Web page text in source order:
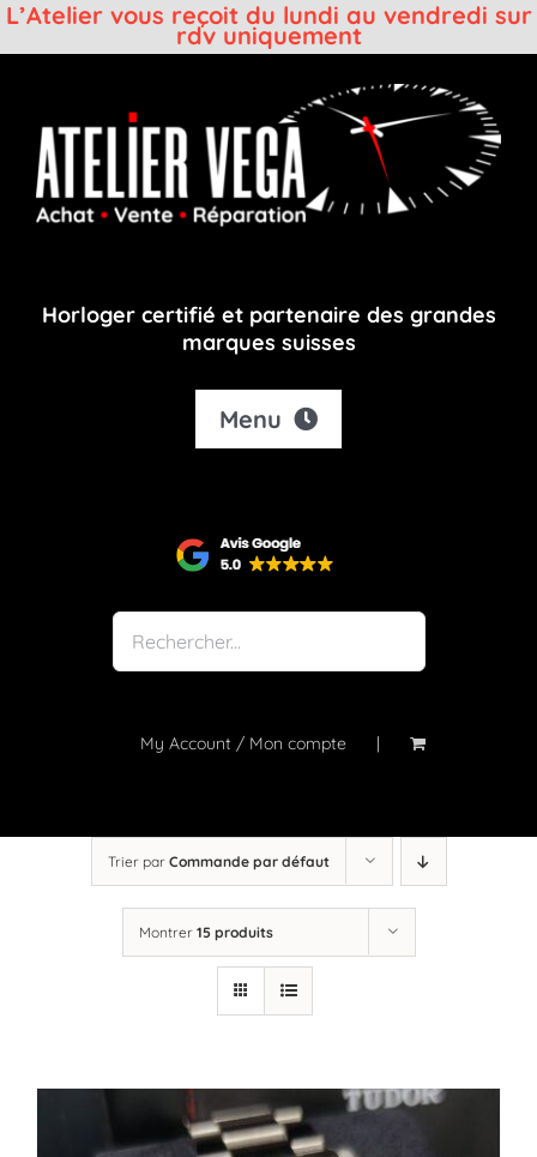
L’Atelier vous reçoit du lundi au vendredi sur
rdv uniquement
contenu
Horloger certifié et partenaire des grandes
marques suisses
Menu
Shop
Notre atelier
À propos
Blog
My Account / Mon compte
Trier par Commande par défaut
Montrer 15 produits